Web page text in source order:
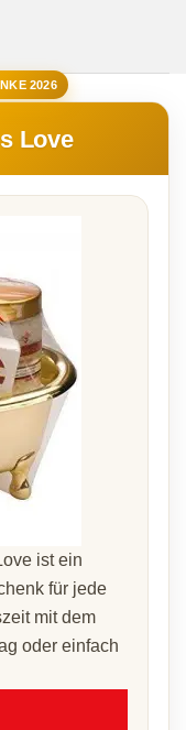
2026
Love
ist ein
für jede
mit dem
oder einfach